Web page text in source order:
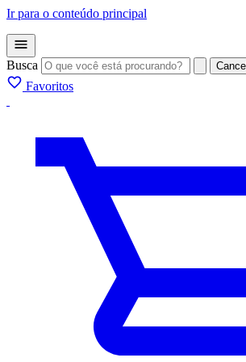
Ir para o conteúdo principal
Busca
Favoritos